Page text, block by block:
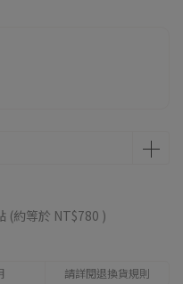
(約等於 NT$780 )
請詳閱退換貨規則